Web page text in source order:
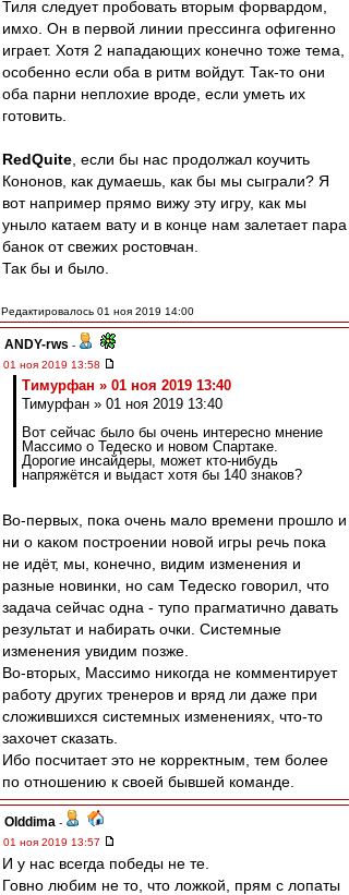
Тиля следует пробовать вторым форвардом,
имхо. Он в первой линии прессинга офигенно
играет. Хотя 2 нападающих конечно тоже тема,
особенно если оба в ритм войдут. Так-то они
оба парни неплохие вроде, если уметь их
готовить.
RedQuite , если бы нас продолжал коучить
Кононов, как думаешь, как бы мы сыграли? Я
вот например прямо вижу эту игру, как мы
уныло катаем вату и в конце нам залетает пара
банок от свежих ростовчан.
Так бы и было.
Редактировалось 01 ноя 2019 14:00
ANDY-rws -
01 ноя 2019 13:58
Тимурфан » 01 ноя 2019 13:40
Тимурфан » 01 ноя 2019 13:40
Вот сейчас было бы очень интересно мнение
Массимо о Тедеско и новом Спартаке.
Дорогие инсайдеры, может кто-нибудь
напряжётся и выдаст хотя бы 140 знаков?
Во-первых, пока очень мало времени прошло и
ни о каком построении новой игры речь пока
не идёт, мы, конечно, видим изменения и
разные новинки, но сам Тедеско говорил, что
задача сейчас одна - тупо прагматично давать
результат и набирать очки. Системные
изменения увидим позже.
Во-вторых, Массимо никогда не комментирует
работу других тренеров и вряд ли даже при
сложившихся системных изменениях, что-то
захочет сказать.
Ибо посчитает это не корректным, тем более
по отношению к своей бывшей команде.
Olddima -
01 ноя 2019 13:57
И у нас всегда победы не те.
Говно любим не то, что ложкой, прям с лопаты